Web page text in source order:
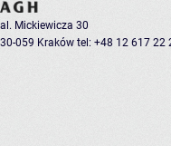
al. Mickiewicza 30
30-059 Kraków tel: +48 12 617 22